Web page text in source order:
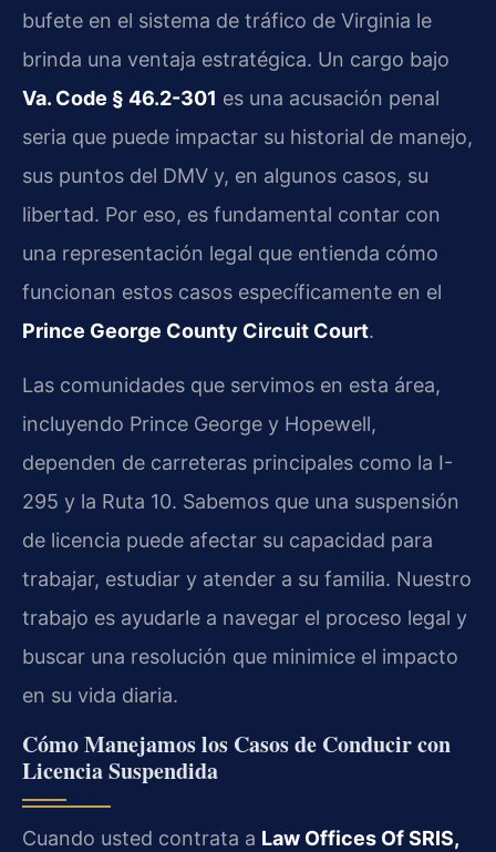
bufete en el sistema de tráfico de Virginia le
brinda una ventaja estratégica. Un cargo bajo
Va. Code § 46.2-301 es una acusación penal
seria que puede impactar su historial de manejo,
sus puntos del DMV y, en algunos casos, su
libertad. Por eso, es fundamental contar con
una representación legal que entienda cómo
funcionan estos casos específicamente en el
Prince George County Circuit Court.
Las comunidades que servimos en esta área,
incluyendo Prince George y Hopewell,
dependen de carreteras principales como la I-
295 y la Ruta 10. Sabemos que una suspensión
de licencia puede afectar su capacidad para
trabajar, estudiar y atender a su familia. Nuestro
trabajo es ayudarle a navegar el proceso legal y
buscar una resolución que minimice el impacto
en su vida diaria.
Cómo Manejamos los Casos de Conducir con
Licencia Suspendida
Cuando usted contrata a Law Offices Of SRIS,